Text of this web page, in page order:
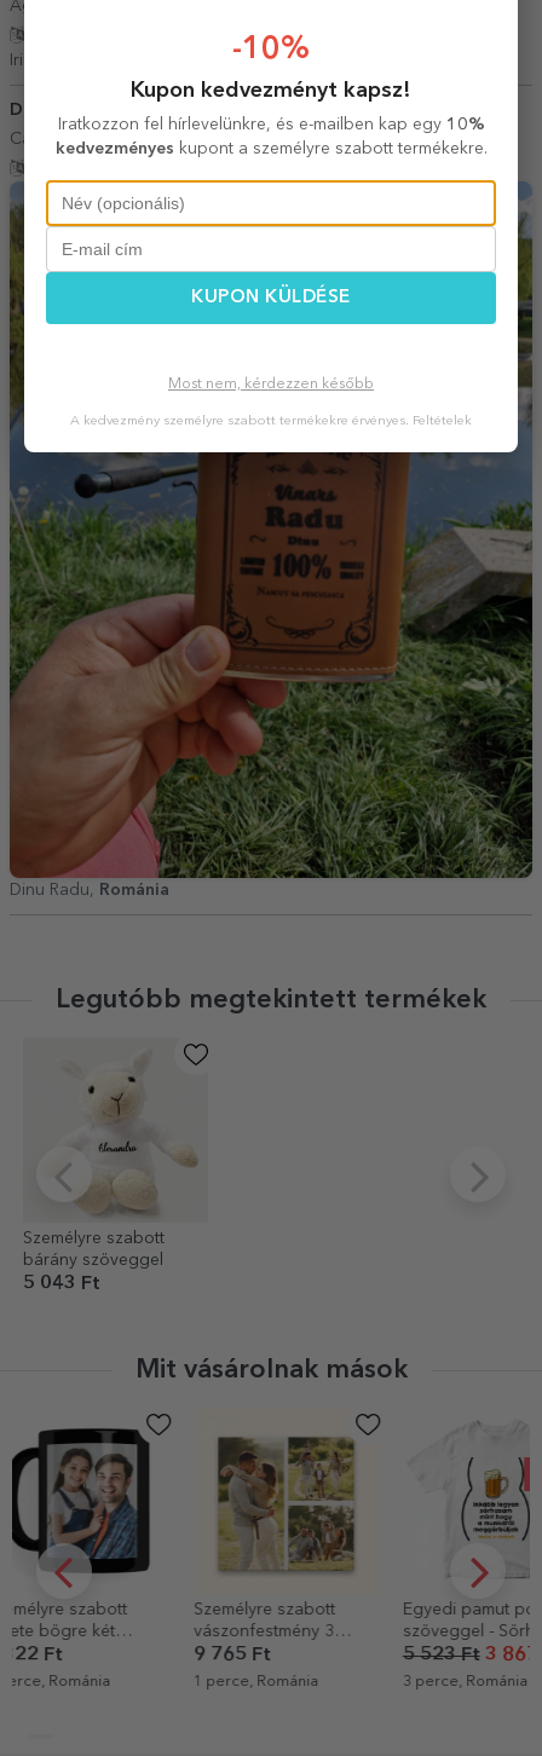
Agenda a ieșit exact cum arată pe site!
Irina,
Dinu Radu
Calitate si promtitudine
Dinu Radu, Románia
Legutóbb megtekintett termékek
Személyre szabott
bárány szöveggel
5 043 Ft
Mit vásárolnak mások
Személyre szabott
vászonfestmény 3
fotóval
9 765 Ft
1 perce, Románia
Egyedi pamut póló
szöveggel - Sörhas
5 523 Ft
3 perce, Románia
Személyre
hátizsák a
3 922 Ft
5 perce,
-10%
Kupon kedvezményt kapsz!
Iratkozzon fel hírlevelünkre, és e-mailben kap egy 10%
kedvezményes kupont a személyre szabott termékekre.
KUPON KÜLDÉSE
Most nem, kérdezzen később
A kedvezmény személyre szabott termékekre érvényes. Feltételek